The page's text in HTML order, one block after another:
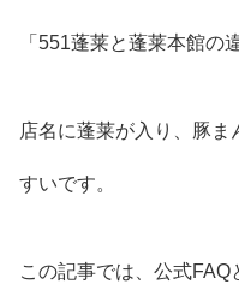
「551蓬莱と蓬莱本館の
店名に蓬莱が入り、豚
すいです。
この記事では、公式